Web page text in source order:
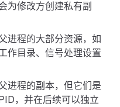
为修改方创建私有副
进程的大部分资源，如
作目录、信号处理设置
进程的副本，但它们是
，并在后续可以独立